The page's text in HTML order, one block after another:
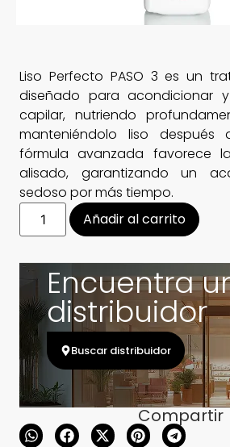
Liso Perfecto PASO 3 es un
diseñado para acondicionar
capilar, nutriendo
manteniéndolo liso después
fórmula avanzada favorece
alisado, garantizando un
sedoso por más tiempo.
Añadir al carrito
Encuentra
distribuidor
Buscar distribuidor
Compartir